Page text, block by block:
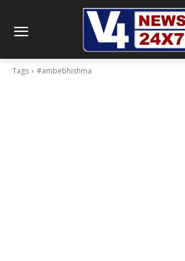
Tags #ambebhishma